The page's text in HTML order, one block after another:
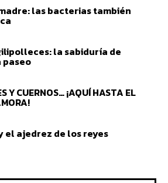
las bacterias también
la sabiduría de
paseo
Y CUERNOS… ¡AQUÍ HASTA EL
el ajedrez de los reyes